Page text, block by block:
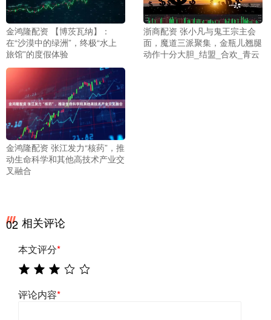
金鸿隆配资 【博茨瓦纳】：
在“沙漠中的绿洲”，终极“水上
旅馆”的度假体验
浙商配资 张小凡与鬼王宗主会
面，魔道三派聚集，金瓶儿翘腿
动作十分大胆_结盟_合欢_青云
金鸿隆配资 张江发力“核药”，推
动生命科学和其他高技术产业交
叉融合
02 相关评论
本文评分*
评论内容*